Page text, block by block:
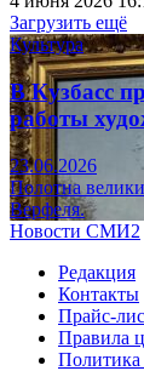
Загрузить ещё
Культура
В Кузбасс
работы
23.06.2026
Полотна
Верфеля.
Новости СМИ2
Редакция
Контакты
Прайс-
Правила
Политика